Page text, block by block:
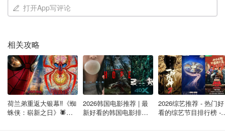
控制自己。
“我发过誓，要照顾她到最后一刻。我不是什么英雄，也不是圣
人，我只是履行我结婚时许下的诺言——无论健康还是疾病，都
要守护她。”
打开App写评论
相关攻略
荷兰弟重返大银幕‼️《蜘
蛛侠：崭新之日》🕷️北
2026韩国电影推荐 | 最
新好看的韩国电影排行
2026综艺推荐 - 热门好
看的综艺节目排行榜 -